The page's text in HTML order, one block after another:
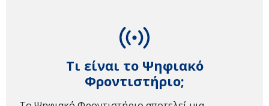
Τι είναι το Ψηφιακό
Φροντιστήριο;